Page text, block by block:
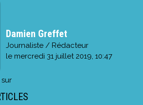
Damien Greffet
Journaliste / Rédacteur
le mercredi 31 juillet 2019, 10:47